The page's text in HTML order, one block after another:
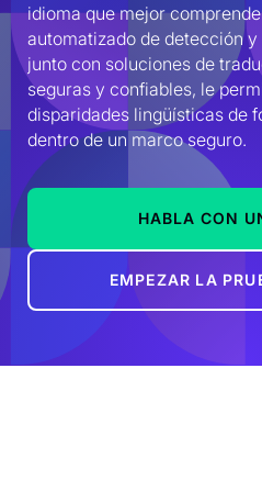
idioma que mejor
automatizado de detección
junto con soluciones de
seguras y confiables, le
disparidades lingüísticas de
dentro de un marco seguro.
HABLA CON
EMPEZAR LA